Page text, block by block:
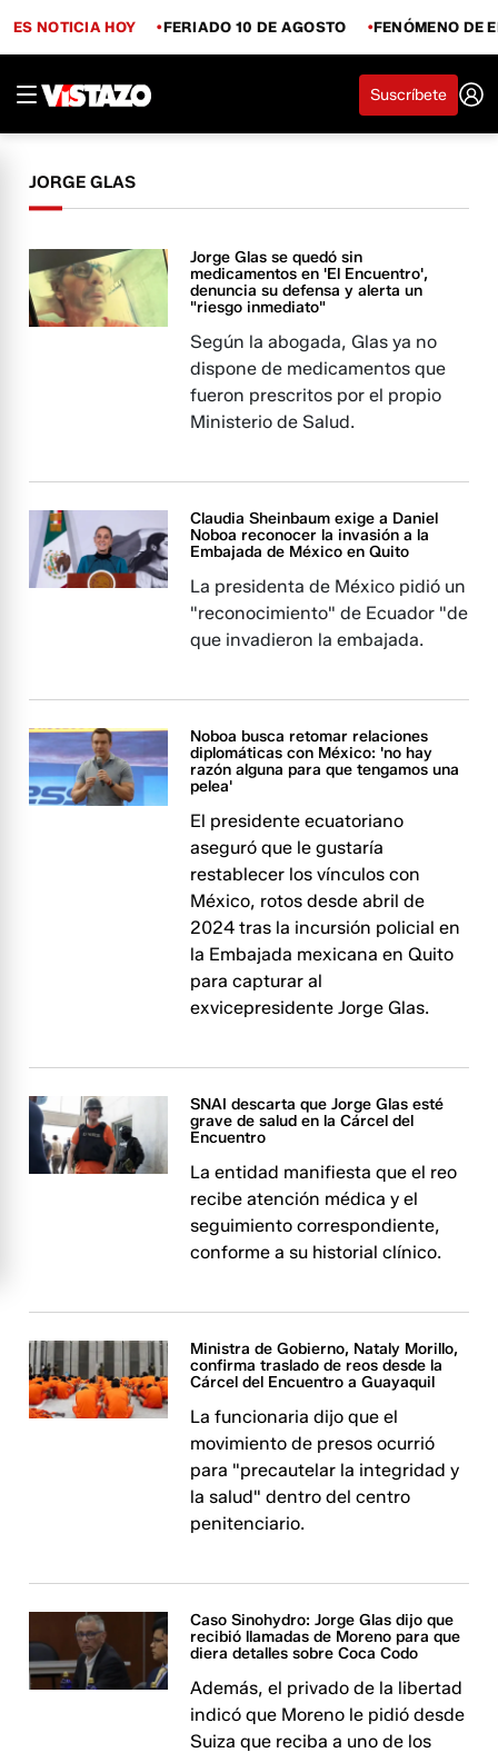
ES NOTICIA HOY FERIADO 10 DE AGOSTO FENÓMENO DE
Suscríbete
JORGE GLAS
Jorge Glas se quedó sin
medicamentos en 'El Encuentro',
denuncia su defensa y alerta un
"riesgo inmediato"
Según la abogada, Glas ya no
dispone de medicamentos que
fueron prescritos por el propio
Ministerio de Salud.
Claudia Sheinbaum exige a Daniel
Noboa reconocer la invasión a la
Embajada de México en Quito
La presidenta de México pidió un
"reconocimiento" de Ecuador "de
que invadieron la embajada.
Noboa busca retomar relaciones
diplomáticas con México: 'no hay
razón alguna para que tengamos una
pelea'​​​​​
El presidente ecuatoriano
aseguró que le gustaría
restablecer los vínculos con
México, rotos desde abril de
2024 tras la incursión policial en
la Embajada mexicana en Quito
para capturar al
exvicepresidente Jorge Glas.
SNAI descarta que Jorge Glas esté
grave de salud en la Cárcel del
Encuentro
La entidad manifiesta que el reo
recibe atención médica y el
seguimiento correspondiente,
conforme a su historial clínico.
Ministra de Gobierno, Nataly Morillo,
confirma traslado de reos desde la
Cárcel del Encuentro a Guayaquil
La funcionaria dijo que el
movimiento de presos ocurrió
para "precautelar la integridad y
la salud" dentro del centro
penitenciario.
Caso Sinohydro: Jorge Glas dijo que
recibió llamadas de Moreno para que
diera detalles sobre Coca Codo
Además, el privado de la libertad
indicó que Moreno le pidió desde
Suiza que reciba a uno de los